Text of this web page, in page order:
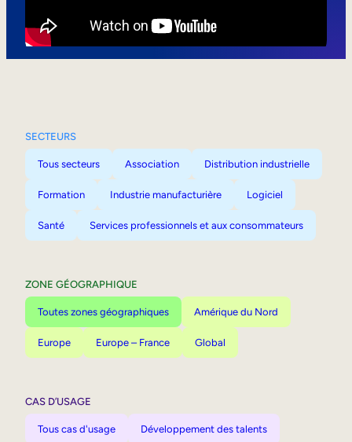
SECTEURS
Tous secteurs Association Distribution industrielle
Formation Industrie manufacturière Logiciel
Santé Services professionnels et aux consommateurs
ZONE GÉOGRAPHIQUE
Toutes zones géographiques Amérique du Nord
Europe Europe – France Global
CAS D’USAGE
Tous cas d'usage Développement des talents